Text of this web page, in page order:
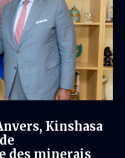
Kinshasa
des minerais